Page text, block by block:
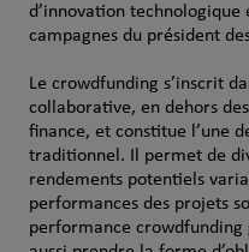
d’innovation technologique
campagnes du président
Le crowdfunding s’inscrit
collaborative, en dehors
finance, et constitue l’une
traditionnel. Il permet de
rendements potentiels
performances des projets
performance crowdfunding